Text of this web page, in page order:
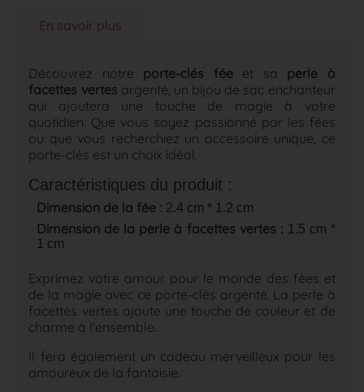
En savoir plus
Découvrez notre porte-clés féeet sa perle à
facettes vertes argenté, un bijou de sac enchanteur
qui ajoutera une touche de magie à votre
quotidien. Que vous soyez passionné par les fées
ou que vous recherchiez un accessoire unique, ce
porte-clés est un choix idéal.
Caractéristiques du produit :
Dimension de la fée : 2.4 cm * 1.2 cm
Dimension de la perle à facettes vertes : 1.5 cm *
1 cm
Exprimez votre amour pour le monde des fées et
de la magie avec ce porte-clés argenté. La perle à
facettes vertes ajoute une touche de couleur et de
charme à l'ensemble.
Il fera également un cadeau merveilleux pour les
amoureux de la fantaisie.